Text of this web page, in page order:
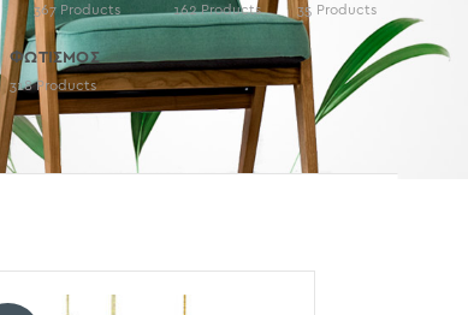
367 Products 162 Products 35 Products
ΦΩΤΙΣΜΟΣ
318 Products